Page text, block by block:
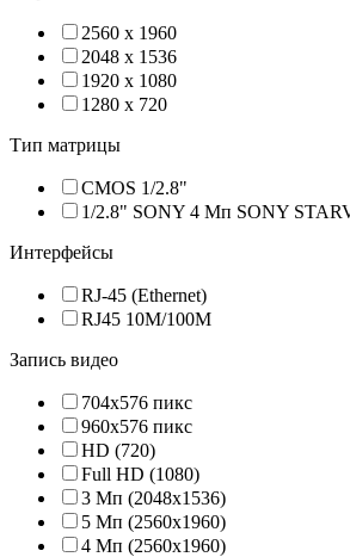
2560 x 1960
2048 x 1536
1920 x 1080
1280 x 720
Тип матрицы
CMOS 1/2.8"
1/2.8" SONY 4 Мп SONY
Интерфейсы
RJ-45 (Ethernet)
RJ45 10M/100M
Запись видео
704x576 пикс
960x576 пикс
HD (720)
Full HD (1080)
3 Мп (2048х1536)
5 Мп (2560х1960)
4 Мп (2560х1960)